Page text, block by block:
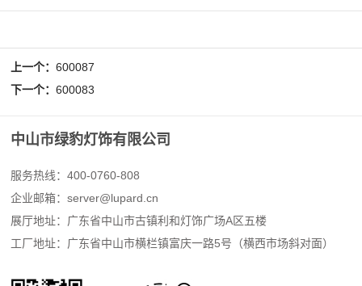
上一个：600087
下一个：600083
中山市绿豹灯饰有限公司
服务热线：400-0760-808
企业邮箱：server@lupard.cn
展厅地址：广东省中山市古镇利和灯饰广场A区五楼
工厂地址：广东省中山市横栏镇富庆一路5号（横西市场斜对面）